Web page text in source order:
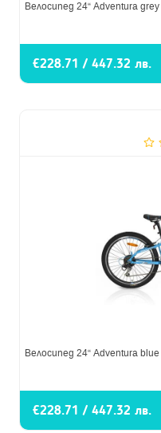
Велосипед 24“ Adventura grey
€228.71 / 447.32 лв.
Велосипед 24“ Adventura blue
€228.71 / 447.32 лв.